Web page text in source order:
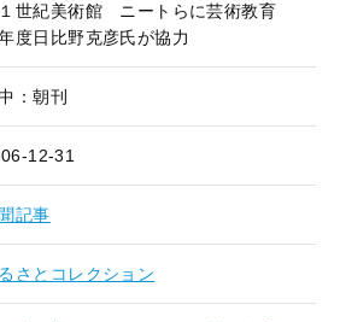
世紀美術館 ニートらに芸術教育
度日比野克彦氏が協力
：朝刊
12-31
記事
さとコレクション